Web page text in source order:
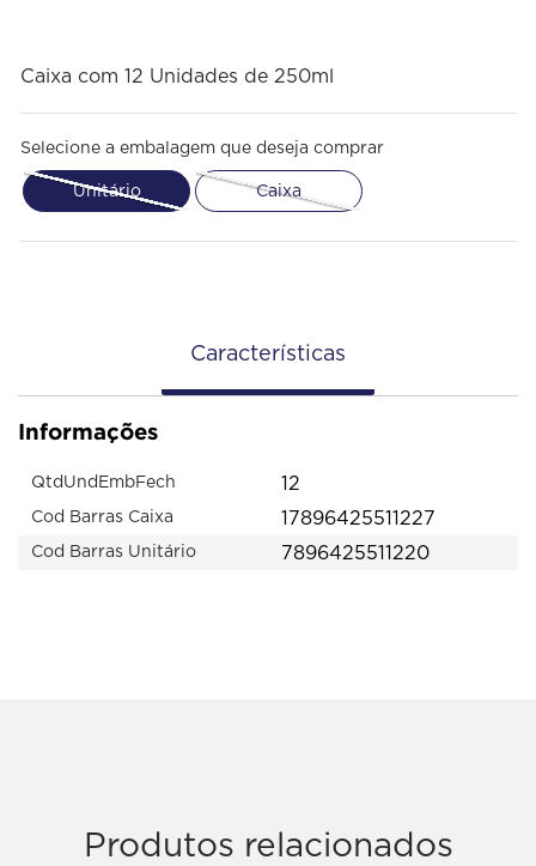
Caixa com 12 Unidades de 250ml
Selecione a embalagem que deseja comprar
Unitário Caixa
Características
Informações
QtdUndEmbFech 12
Cod Barras Caixa 17896425511227
Cod Barras Unitário 7896425511220
Produtos relacionados